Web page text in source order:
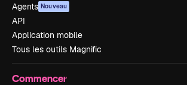
Agents Nouveau
API
Application mobile
Tous les outils Magnific
Commencer